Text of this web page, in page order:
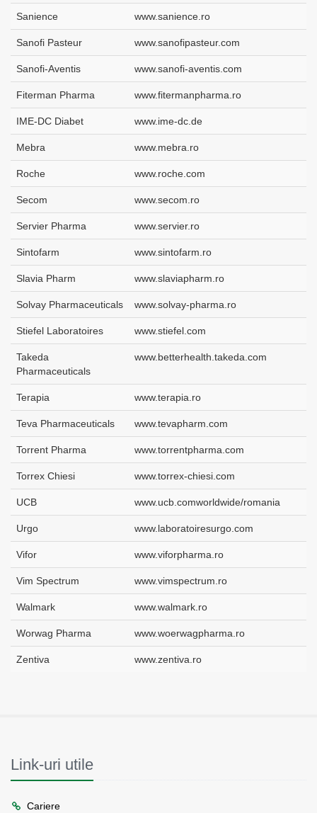
Sanience www.sanience.ro
Sanofi Pasteur www.sanofipasteur.com
Sanofi-Aventis www.sanofi-aventis.com
Fiterman Pharma www.fitermanpharma.ro
IME-DC Diabet www.ime-dc.de
Mebra www.mebra.ro
Roche www.roche.com
Secom www.secom.ro
Servier Pharma www.servier.ro
Sintofarm www.sintofarm.ro
Slavia Pharm www.slaviapharm.ro
Solvay Pharmaceuticals www.solvay-pharma.ro
Stiefel Laboratoires www.stiefel.com
Takeda
Pharmaceuticals
www.betterhealth.takeda.com
Terapia www.terapia.ro
Teva Pharmaceuticals www.tevapharm.com
Torrent Pharma www.torrentpharma.com
Torrex Chiesi www.torrex-chiesi.com
UCB www.ucb.comworldwide/romania
Urgo www.laboratoiresurgo.com
Vifor www.viforpharma.ro
Vim Spectrum www.vimspectrum.ro
Walmark www.walmark.ro
Worwag Pharma www.woerwagpharma.ro
Zentiva www.zentiva.ro
Link-uri utile
Cariere